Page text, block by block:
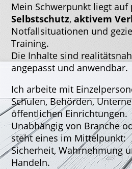
Mein Schwerpunkt liegt auf
Selbstschutz,aktivem
Notfallsituationen und
Training.
Die Inhalte sind
angepasst und anwendbar.
Ich arbeite mit
Schulen, Behörden,
öffentlichen Einrichtungen.
Unabhängig von Branche
steht eines im Mittelpunkt:
Sicherheit, Wahrnehmung
Handeln.